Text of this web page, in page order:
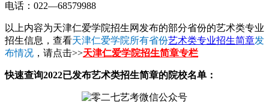
电话：022—68579988
以上内容为天津仁爱学院招生网发布的部分省份的艺术类专业
招生信息，查看天津仁爱学院所有省份艺术类专业招生简章发
布情况 ，请点击>>天津仁爱学院招生简章专栏
快速查询2022已发布艺术类招生简章的院校名单：